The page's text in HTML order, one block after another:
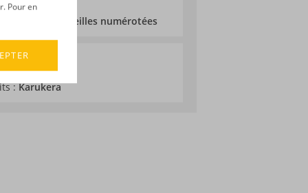
à 3 119 bouteilles numérotées
:Karukera
Pour en